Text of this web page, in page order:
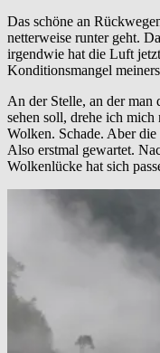
Das schöne an
netterweise runter geht.
irgendwie hat die Luft
Konditionsmangel
An der Stelle, an der man
sehen soll, drehe ich
Wolken. Schade. Aber
Also erstmal gewartet.
Wolkenlücke hat sich